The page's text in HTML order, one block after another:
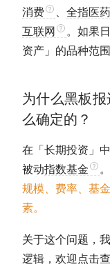
消费
全指医药
互联网
。如果
资产」的品种范围
为什么黑板
么确定的？
在「 长期投资 」
被动指数基金
规模、费率、基
素。
关于这个问题，
逻辑，欢迎点击查